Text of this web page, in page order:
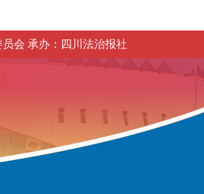
会 承办：四川法治报社